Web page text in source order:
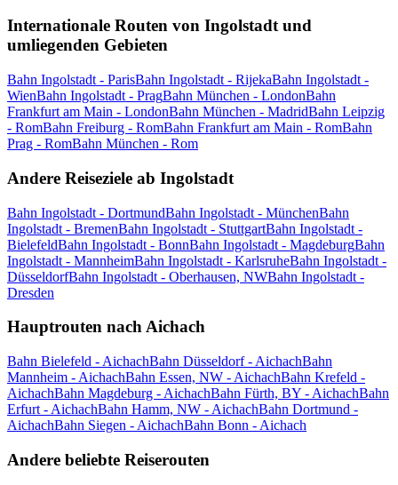
Internationale Routen von Ingolstadt und
umliegenden Gebieten
Bahn Ingolstadt - ParisBahn Ingolstadt - RijekaBahn Ingolstadt -
WienBahn Ingolstadt - PragBahn München - LondonBahn
Frankfurt am Main - LondonBahn München - MadridBahn Leipzig
- RomBahn Freiburg - RomBahn Frankfurt am Main - RomBahn
Prag - RomBahn München - Rom
Andere Reiseziele ab Ingolstadt
Bahn Ingolstadt - DortmundBahn Ingolstadt - MünchenBahn
Ingolstadt - BremenBahn Ingolstadt - StuttgartBahn Ingolstadt -
BielefeldBahn Ingolstadt - BonnBahn Ingolstadt - MagdeburgBahn
Ingolstadt - MannheimBahn Ingolstadt - KarlsruheBahn Ingolstadt -
DüsseldorfBahn Ingolstadt - Oberhausen, NWBahn Ingolstadt -
Dresden
Hauptrouten nach Aichach
Bahn Bielefeld - AichachBahn Düsseldorf - AichachBahn
Mannheim - AichachBahn Essen, NW - AichachBahn Krefeld -
AichachBahn Magdeburg - AichachBahn Fürth, BY - AichachBahn
Erfurt - AichachBahn Hamm, NW - AichachBahn Dortmund -
AichachBahn Siegen - AichachBahn Bonn - Aichach
Andere beliebte Reiserouten